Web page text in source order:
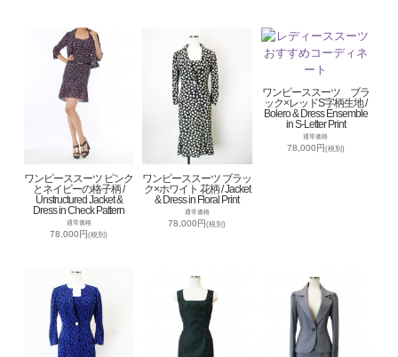
ワンピーススーツ ピンク
とネイビーの格子柄 /
Unstructured Jacket &
Dress in Check Pattern
通常価格
78,000円(税別)
ワンピーススーツ ブラッ
ク×ホワイト 花柄 / Jacket
& Dress in Floral Print
通常価格
78,000円(税別)
ワンピーススーツ ブラ
ック×レッドS字柄生地 /
Bolero & Dress Ensemble
in S-Letter Print
通常価格
78,000円(税別)